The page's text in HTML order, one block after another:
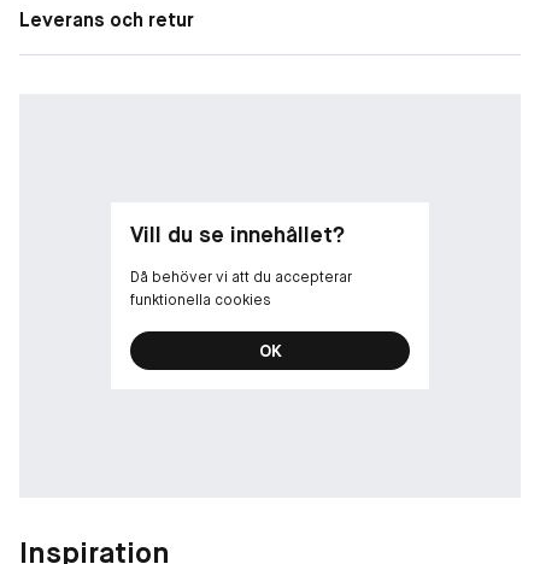
Leverans och retur
Vill du se innehållet?
Då behöver vi att du accepterar
funktionella cookies
OK
Inspiration